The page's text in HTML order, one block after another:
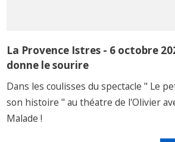
La Provence Istres - 6 octobre
donne le sourire
Dans les coulisses du spectacle " Le
son histoire " au théatre de l'Olivier
Malade !